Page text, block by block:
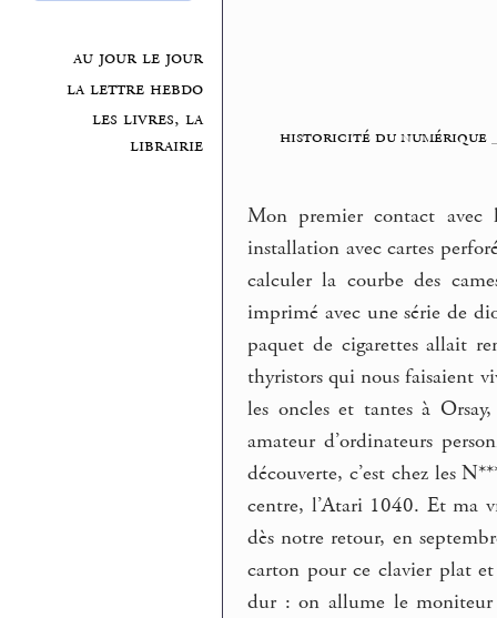
au jour le jour
la lettre hebdo
les livres, la
librairie
historicité du numérique
Mon premier contact avec
installation avec cartes
calculer la courbe des
imprimé avec une série de
paquet de cigarettes allait
thyristors qui nous faisaient
les oncles et tantes à
amateur d’ordinateurs
découverte, c’est chez les
centre, l’Atari 1040. Et ma
dès notre retour, en
carton pour ce clavier plat
dur : on allume le moniteur